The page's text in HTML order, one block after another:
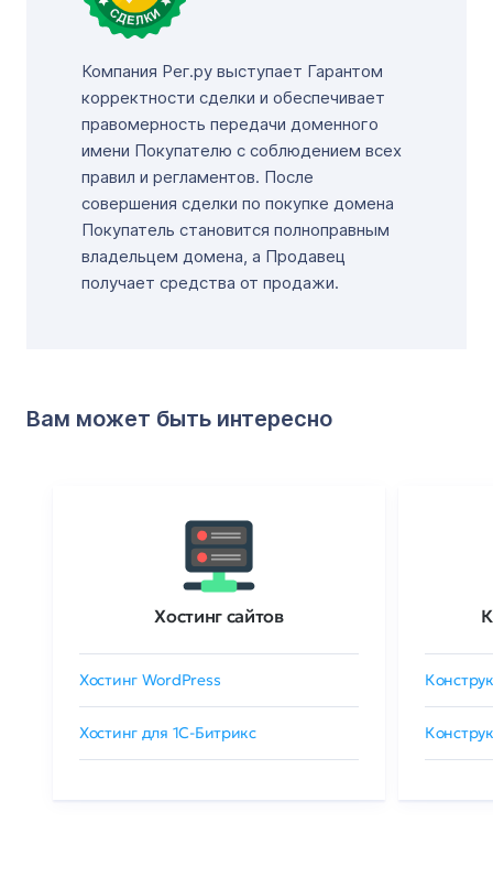
Компания Рег.ру выступает Гарантом
корректности сделки и обеспечивает
правомерность передачи доменного
имени Покупателю с соблюдением всех
правил и регламентов. После
совершения сделки по покупке домена
Покупатель становится полноправным
владельцем домена, а Продавец
получает средства от продажи.
Вам может быть интересно
Хостинг сайтов
Хостинг WordPress
Хостинг для 1C-Битрикс